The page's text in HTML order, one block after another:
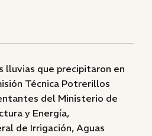
lluvias que precipitaron en
Técnica Potrerillos
del Ministerio de
y Energía,
de Irrigación, Aguas